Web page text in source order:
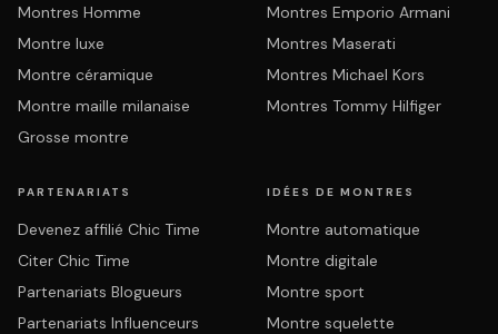
Montres Homme
Montre luxe
Montre céramique
Montre maille milanaise
Grosse montre
Montres Emporio Armani
Montres Maserati
Montres Michael Kors
Montres Tommy Hilfiger
PARTENARIATS
Devenez affilié Chic Time
Citer Chic Time
Partenariats Blogueurs
Partenariats Influenceurs
IDÉES DE MONTRES
Montre automatique
Montre digitale
Montre sport
Montre squelette